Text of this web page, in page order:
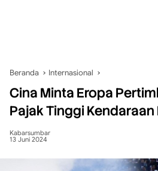
Beranda Internasional
Cina Minta Eropa
Pajak Tinggi
Kabarsumbar
13 Juni 2024